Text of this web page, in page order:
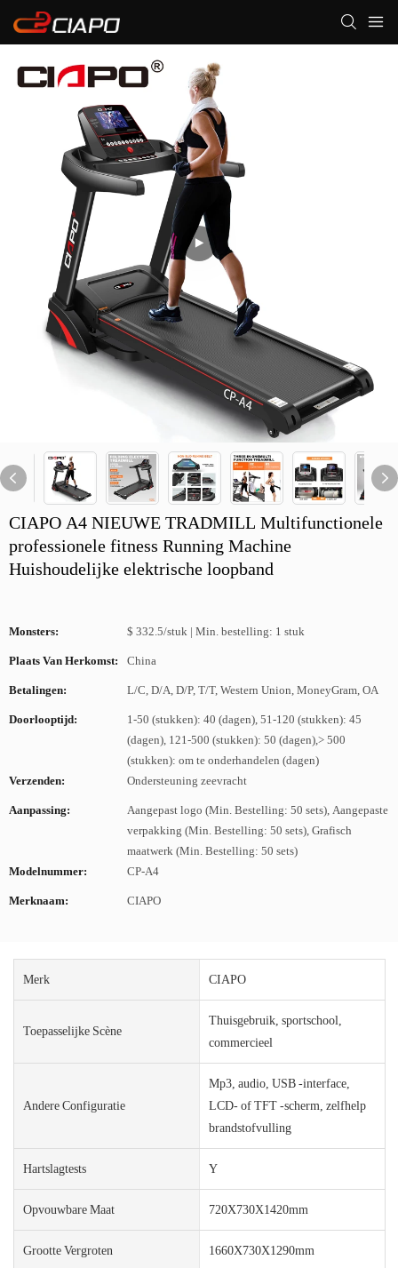
CIAPO A4 NIEUWE TRADMILL Multifunctionele
professionele fitness Running Machine
Huishoudelijke elektrische loopband
Monsters: $ 332.5/stuk | Min. bestelling: 1 stuk
Plaats Van Herkomst: China
Betalingen: L/C, D/A, D/P, T/T, Western Union, MoneyGram, OA
Doorlooptijd:
1-50 (stukken): 40 (dagen), 51-120 (stukken): 45
(dagen), 121-500 (stukken): 50 (dagen),> 500
(stukken): om te onderhandelen (dagen)
Verzenden:
Ondersteuning zeevracht
Aanpassing:
Aangepast logo (Min. Bestelling: 50 sets), Aangepaste
verpakking (Min. Bestelling: 50 sets), Grafisch
maatwerk (Min. Bestelling: 50 sets)
Modelnummer:
CP-A4
Merknaam: CIAPO
Merk CIAPO
Toepasselijke Scène
Thuisgebruik, sportschool,
commercieel
Andere Configuratie
Mp3, audio, USB -interface,
LCD- of TFT -scherm, zelfhelp
brandstofvulling
Hartslagtests Y
Opvouwbare Maat 720X730X1420mm
Grootte Vergroten 1660X730X1290mm